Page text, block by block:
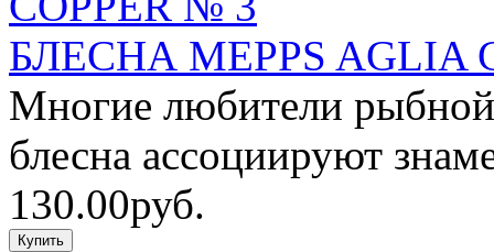
БЛЕСНА MEPPS AGLIA
Многие любители
блесна ассоциируют
130.00руб.